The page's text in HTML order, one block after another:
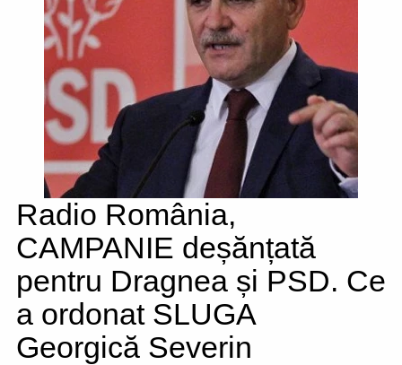
Radio România,
CAMPANIE deșănțată
pentru Dragnea și PSD. Ce
a ordonat SLUGA
Georgică Severin